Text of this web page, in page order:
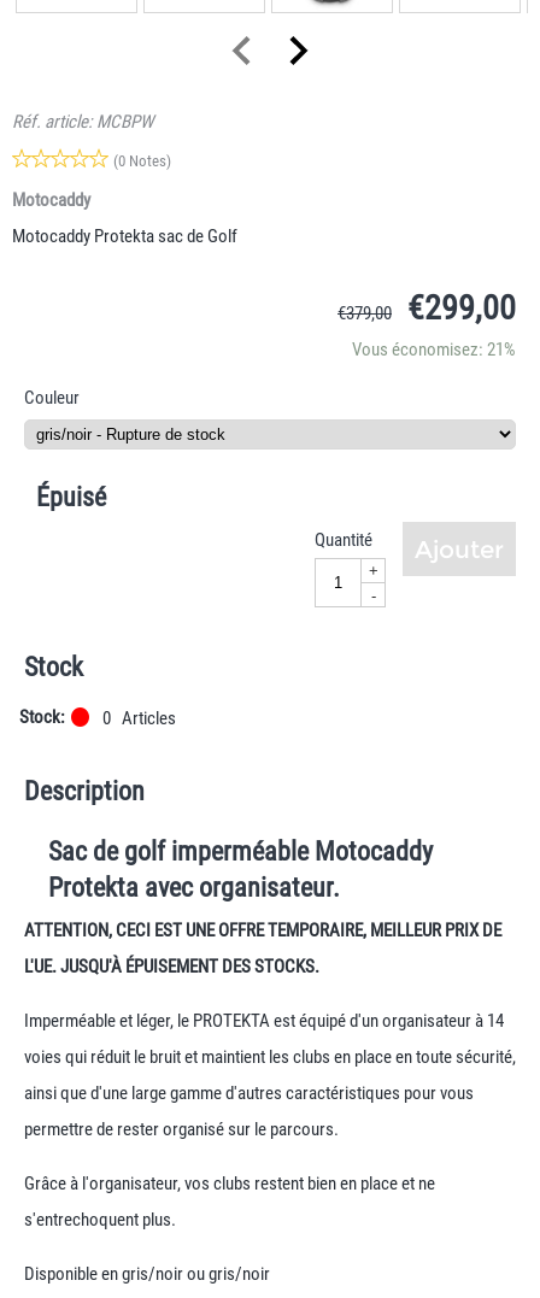
Réf. article: MCBPW
(0 Notes)
Motocaddy
Motocaddy Protekta sac de Golf
€379,00 €299,00
Vous économisez: 21%
Couleur
Épuisé
Quantité
+
-
Ajouter
Stock
Stock: 0 Articles
Description
Sac de golf imperméable Motocaddy
Protekta avec organisateur.
ATTENTION, CECI EST UNE OFFRE TEMPORAIRE, MEILLEUR PRIX DE
L'UE. JUSQU'À ÉPUISEMENT DES STOCKS.
Imperméable et léger, le PROTEKTA est équipé d'un organisateur à 14
voies qui réduit le bruit et maintient les clubs en place en toute sécurité,
ainsi que d'une large gamme d'autres caractéristiques pour vous
permettre de rester organisé sur le parcours.
Grâce à l'organisateur, vos clubs restent bien en place et ne
s'entrechoquent plus.
Disponible en gris/noir ou gris/noir